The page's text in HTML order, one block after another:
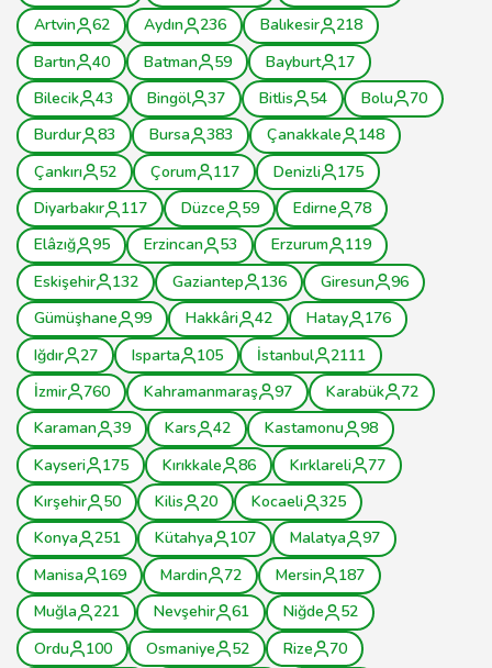
Artvin
62 Aydın 236 Balıkesir
218
Bartın
40 Batman 59 Bayburt
17
Bilecik
43 Bingöl 37 Bitlis 54 Bolu
70
Burdur
83 Bursa 383 Çanakkale
148
Çankırı
52 Çorum 117 Denizli
175
Diyarbakır
117 Düzce 59 Edirne
78
Elâzığ
95 Erzincan 53 Erzurum
119
Eskişehir
132 Gaziantep 136 Giresun
96
Gümüşhane
99 Hakkâri 42 Hatay
176
Iğdır
27 Isparta 105 İstanbul
2111
İzmir
760 Kahramanmaraş 97 Karabük
72
Karaman
39 Kars 42 Kastamonu
98
Kayseri
175 Kırıkkale 86 Kırklareli
77
Kırşehir
50 Kilis 20 Kocaeli
325
Konya
251 Kütahya 107 Malatya
97
Manisa
169 Mardin 72 Mersin
187
Muğla
221 Nevşehir 61 Niğde
52
Ordu
100 Osmaniye 52 Rize
70